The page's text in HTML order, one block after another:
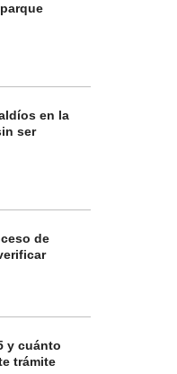
en la
ser
de
y cuánto
trámite